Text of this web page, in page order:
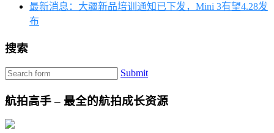
最新消息：大疆新品培训通知已下发，Mini 3有望4.28发
布
搜索
Submit
航拍高手 – 最全的航拍成长资源